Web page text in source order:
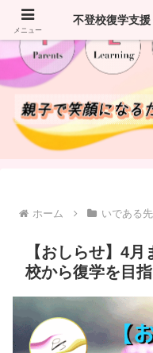
ホーム いである
【おしらせ】4
校から復学を目
メニュー
不登校復学支